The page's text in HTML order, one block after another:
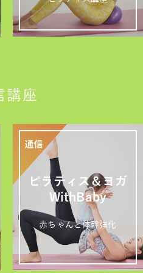
講座
ピラティス＆ヨガ
WithBaby
赤ちゃんと体幹強化